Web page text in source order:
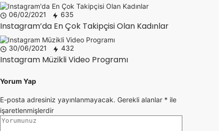
06/02/2021 635
Instagram’da En Çok Takipçisi Olan Kadınlar
30/06/2021 432
Instagram Müzikli Video Programı
Yorum Yap
E-posta adresiniz yayınlanmayacak. Gerekli alanlar * ile
işaretlenmişlerdir